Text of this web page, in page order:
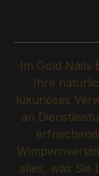
Im Gold Nails
Ihre
luxuriöses
an
alles, was Sie